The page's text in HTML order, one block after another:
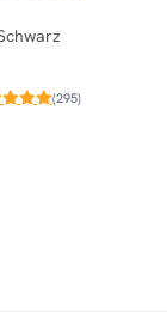
(295)